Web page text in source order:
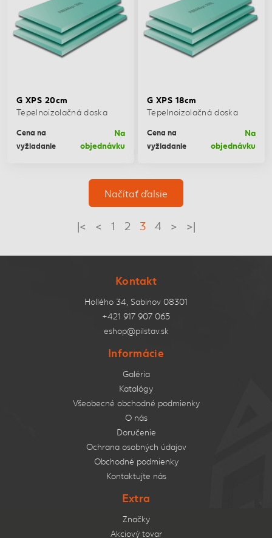
G XPS 20cm
Tepelnoizolačná doska
Cena na
vyžiadanie
Na
objednávku
G XPS 18cm
Tepelnoizolačná doska
Cena na
vyžiadanie
Na
objednávku
Načítať ďalsie
|< < 1 2 3 4 > >|
Kontakt
Hollého 34, Sabinov 08301
+421 917 907 065
eshop@pilstav.sk
Informácie
Galéria
Katalógy
Všeobecné obchodné podmienky
O nás
Doručenie
Ochrana osobných údajov
Obchodné podmienky
Kontaktujte nás
Extra
Značky
Akciový tovar